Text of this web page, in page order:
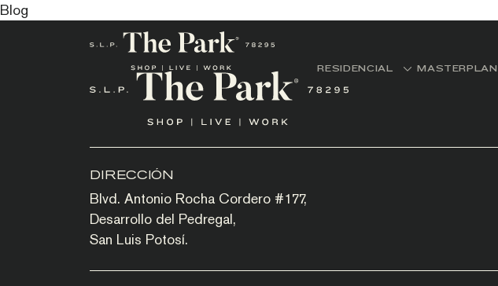
RESIDENCIAL MASTERPLAN
Blog
DIRECCIÓN
Blvd. Antonio Rocha Cordero #177,
Desarrollo del Pedregal,
San Luis Potosí.